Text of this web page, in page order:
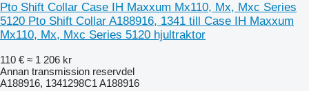
Pto Shift Collar Case IH Maxxum Mx110, Mx, Mxc Series
5120 Pto Shift Collar A188916, 1341 till Case IH Maxxum
Mx110, Mx, Mxc Series 5120 hjultraktor
110 € ≈ 1 206 kr
Annan transmission reservdel
A188916, 1341298C1 A188916